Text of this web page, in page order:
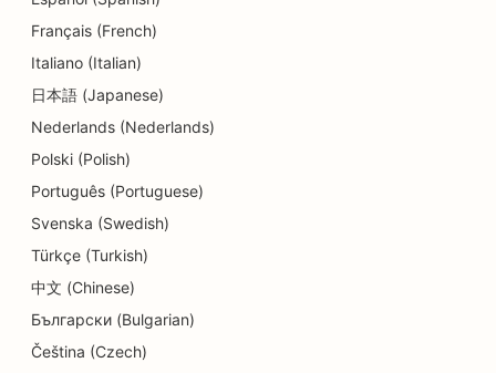
SEO for tandlægeklinikker
SEO for spisesteder
SEO for cupcake-butikker
SEO for uddannelse og børnepasning
SEO for donutbutikker
SEO for renserier
Français (French)
Italiano (Italian)
日本語 (Japanese)
Nederlands (Nederlands)
Polski (Polish)
Português (Portuguese)
Svenska (Swedish)
Türkçe (Turkish)
中文 (Chinese)
Български (Bulgarian)
Čeština (Czech)